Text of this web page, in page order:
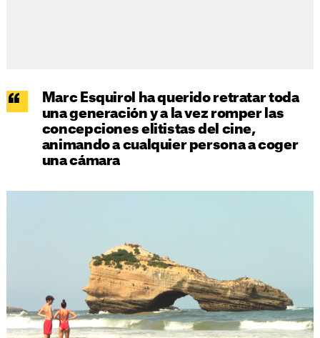
Marc Esquirol ha querido retratar toda
una generación y a la vez romper las
concepciones elitistas del cine,
animando a cualquier persona a coger
una cámara